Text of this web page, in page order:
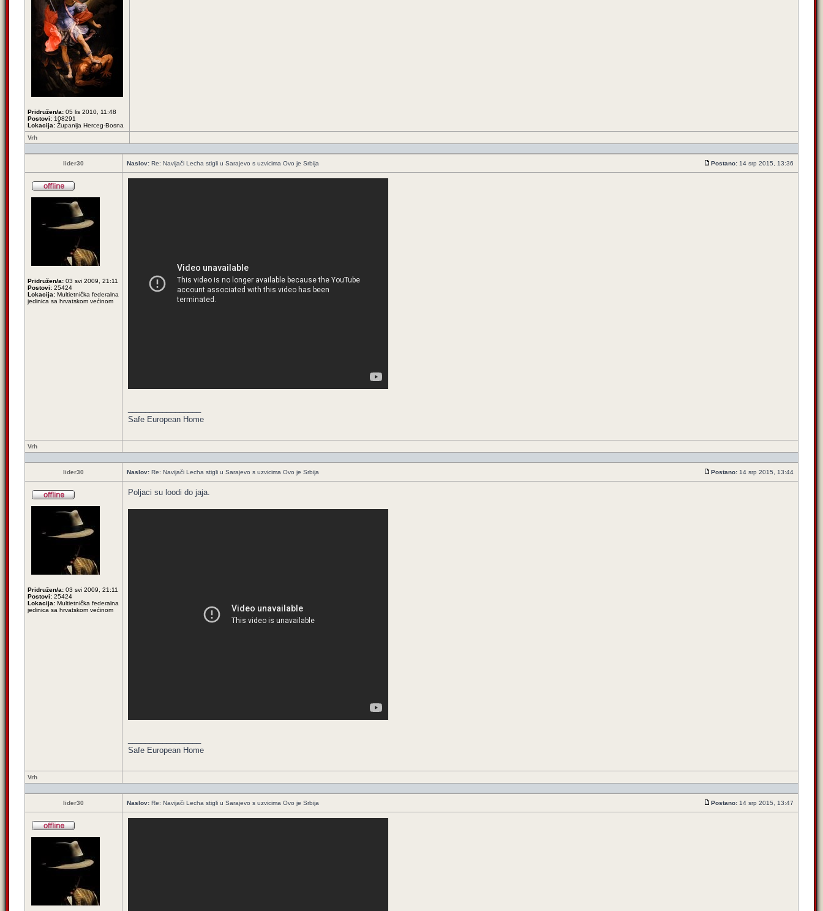
Pridružen/a: 05 lis 2010, 11:48
Postovi: 108291
Lokacija: Županija Herceg-Bosna
Vrh
lider30 Naslov: Re: Navijači Lecha stigli u Sarajevo s uzvicima Ovo je Srbija Postano: 14 srp 2015, 13:36
Pridružen/a: 03 svi 2009, 21:11
Postovi: 25424
Lokacija: Multietnička federalna
jedinica sa hrvatskom većinom
Safe European Home
Vrh
lider30 Naslov: Re: Navijači Lecha stigli u Sarajevo s uzvicima Ovo je Srbija Postano: 14 srp 2015, 13:44
Pridružen/a: 03 svi 2009, 21:11
Postovi: 25424
Lokacija: Multietnička federalna
jedinica sa hrvatskom većinom
Poljaci su loodi do jaja.
Safe European Home
Vrh
lider30 Naslov: Re: Navijači Lecha stigli u Sarajevo s uzvicima Ovo je Srbija Postano: 14 srp 2015, 13:47